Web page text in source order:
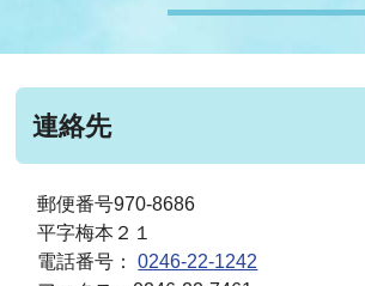
連絡先
郵便番号970-8686
平字梅本２１
電話番号：0246-22-1242